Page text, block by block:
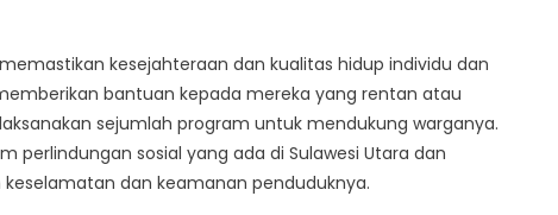
kesejahteraan dan kualitas hidup individu dan
bantuan kepada mereka yang rentan atau
sejumlah program untuk mendukung warganya.
perlindungan sosial yang ada di Sulawesi Utara dan
dan keamanan penduduknya.